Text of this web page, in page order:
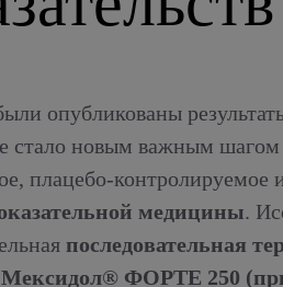
опубликованы
стало новым важным
плацебо-
медицины.
последовательная
ФОРТЕ 250